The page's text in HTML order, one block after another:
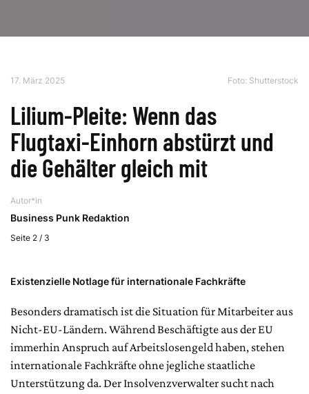
17. März 2025 Foto: Shutterstock
Lilium-Pleite: Wenn das
Flugtaxi-Einhorn abstürzt und
die Gehälter gleich mit
Autor*in
Business Punk Redaktion
Seite 2 / 3
Existenzielle Notlage für internationale Fachkräfte
Besonders dramatisch ist die Situation für Mitarbeiter aus
Nicht-EU-Ländern. Während Beschäftigte aus der EU
immerhin Anspruch auf Arbeitslosengeld haben, stehen
internationale Fachkräfte ohne jegliche staatliche
Unterstützung da. Der Insolvenzverwalter sucht nach